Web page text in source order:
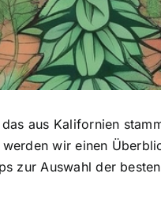
aus Kalifornien
wir einen
zur Auswahl der